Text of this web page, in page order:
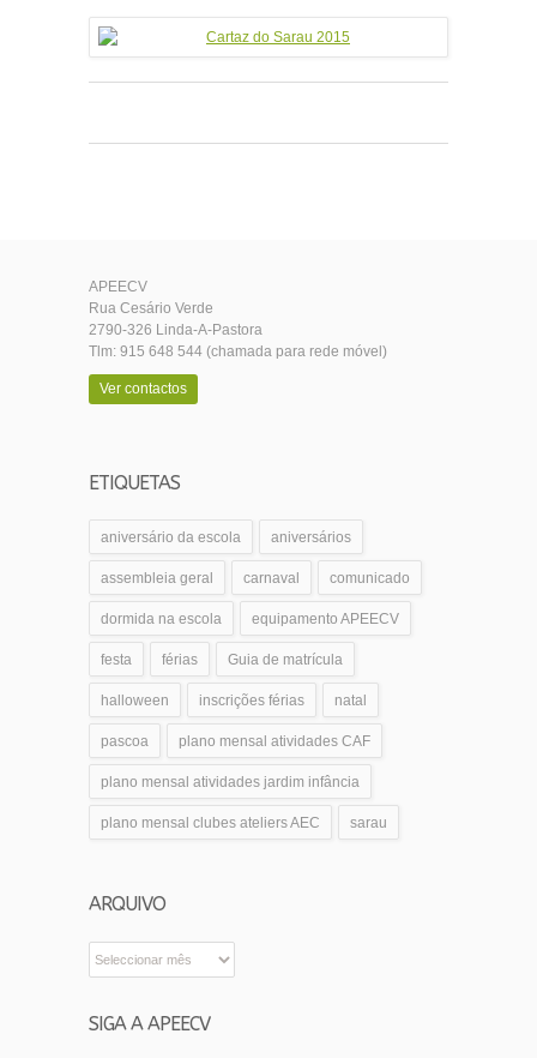
APEECV
Rua Cesário Verde
2790-326 Linda-A-Pastora
Tlm: 915 648 544 (chamada para rede móvel)
Ver contactos
ETIQUETAS
aniversário da escola aniversários
assembleia geral carnaval comunicado
dormida na escola equipamento APEECV
festa férias Guia de matrícula
halloween inscrições férias natal
pascoa plano mensal atividades CAF
plano mensal atividades jardim infância
plano mensal clubes ateliers AEC sarau
ARQUIVO
SIGA A APEECV